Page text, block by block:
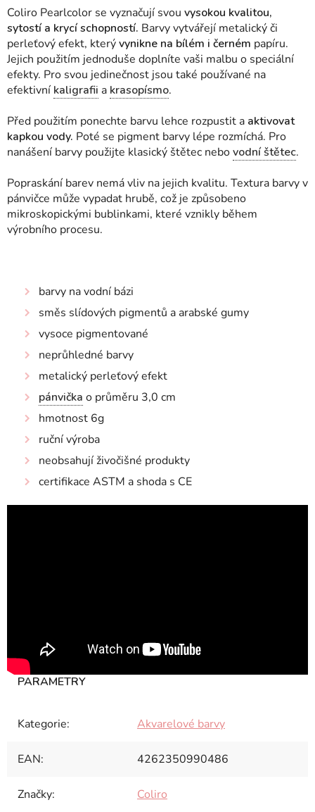
Coliro Pearlcolor se vyznačují svou vysokou kvalitou,
sytostí a krycí schopností. Barvy vytvářejí metalický či
perleťový efekt, kterývynikne na bílém i černém papíru.
Jejich použitím jednoduše doplníte vaši malbu o speciální
efekty. Pro svou jedinečnost jsou také používané na
efektivní kaligrafii a krasopísmo.
Před použitím ponechte barvu lehce rozpustit a aktivovat
kapkou vody. Poté se pigment barvy lépe rozmíchá. Pro
nanášení barvy použijte klasický štětec nebovodní štětec.
Popraskání barev nemá vliv na jejich kvalitu. Textura barvy v
pánvičce může vypadat hrubě, což je způsobeno
mikroskopickými bublinkami, které vznikly během
výrobního procesu.
barvy na vodní bázi
směs slídových pigmentů a arabské gumy
vysoce pigmentované
neprůhledné barvy
metalický perleťový efekt
pánvička o průměru 3,0 cm
hmotnost 6g
ruční výroba
neobsahují živočišné produkty
certifikace ASTM a shoda s CE
Kategorie: Akvarelové barvy
EAN: 4262350990486
Značky: Coliro